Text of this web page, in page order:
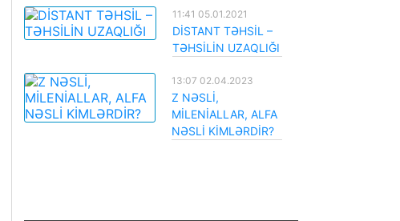
11:41 05.01.2021
DİSTANT TƏHSİL –
TƏHSİLİN UZAQLIĞI
13:07 02.04.2023
Z NƏSLİ,
MİLENİALLAR, ALFA
NƏSLİ KİMLƏRDİR?